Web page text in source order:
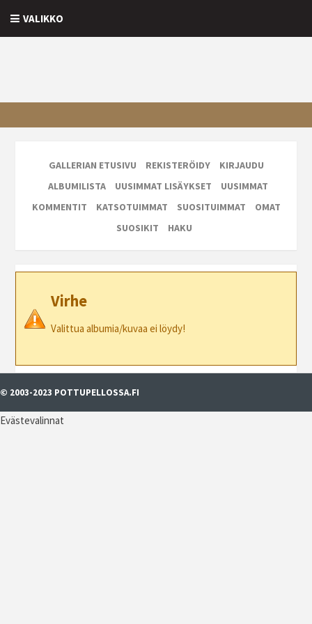
VALIKKO
GALLERIAN ETUSIVU REKISTERÖIDY
KIRJAUDU
ALBUMILISTA
UUSIMMAT LISÄYKSET
UUSIMMAT
KOMMENTIT
KATSOTUIMMAT SUOSITUIMMAT
OMAT
SUOSIKIT
HAKU
Virhe
Valittua albumia/kuvaa ei löydy!
© 2003-2023 POTTUPELLOSSA.FI
Evästevalinnat